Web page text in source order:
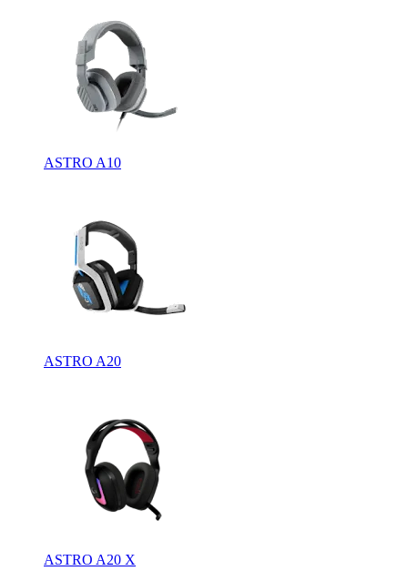
ASTRO A10
ASTRO A20
ASTRO A20 X